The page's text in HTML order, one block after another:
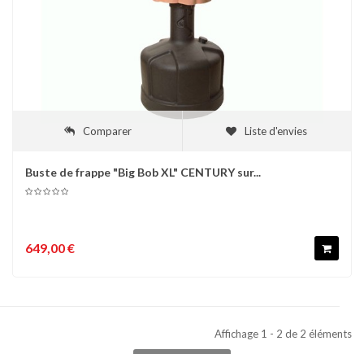
Comparer Liste d'envies
Buste de frappe "Big Bob XL" CENTURY sur...
649,00 €
Affichage 1 - 2 de 2 éléments